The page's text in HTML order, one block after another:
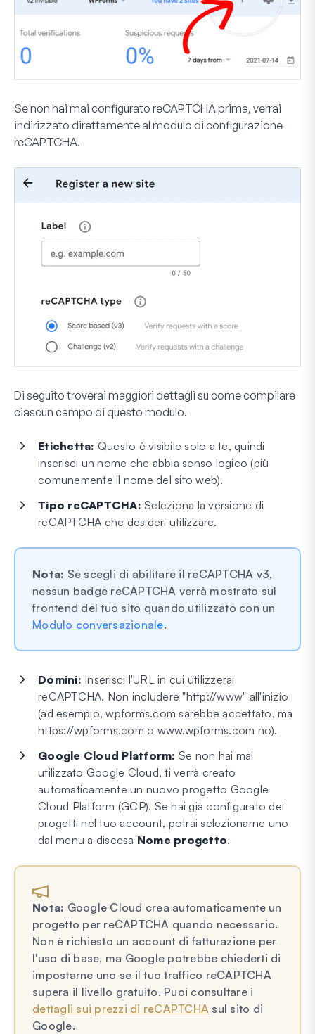
Se non hai mai configurato reCAPTCHA prima, verrai
indirizzato direttamente al modulo di configurazione
reCAPTCHA.
Di seguito troverai maggiori dettagli su come compilare
ciascun campo di questo modulo.
Etichetta: Questo è visibile solo a te, quindi
inserisci un nome che abbia senso logico (più
comunemente il nome del sito web).
Tipo reCAPTCHA: Seleziona la versione di
reCAPTCHA che desideri utilizzare.
Nota: Se scegli di abilitare il reCAPTCHA v3,
nessun badge reCAPTCHA verrà mostrato sul
frontend del tuo sito quando utilizzato con un
Modulo conversazionale.
Domini: Inserisci l'URL in cui utilizzerai
reCAPTCHA. Non includere "http://www" all'inizio
(ad esempio, wpforms.com sarebbe accettato, ma
https://wpforms.com o www.wpforms.com no).
Google Cloud Platform: Se non hai mai
utilizzato Google Cloud, ti verrà creato
automaticamente un nuovo progetto Google
Cloud Platform (GCP). Se hai già configurato dei
progetti nel tuo account, potrai selezionarne uno
dal menu a discesa Nome progetto.
Nota: Google Cloud crea automaticamente un
progetto per reCAPTCHA quando necessario.
Non è richiesto un account di fatturazione per
l'uso di base, ma Google potrebbe chiederti di
impostarne uno se il tuo traffico reCAPTCHA
supera il livello gratuito. Puoi consultare i
dettagli sui prezzi di reCAPTCHA sul sito di
Google.